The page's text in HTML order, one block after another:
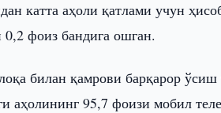
катта аҳоли қатлами учун
фоиз бандига ошган.
билан қамрови барқарор
аҳолининг 95,7 фоизи мобил